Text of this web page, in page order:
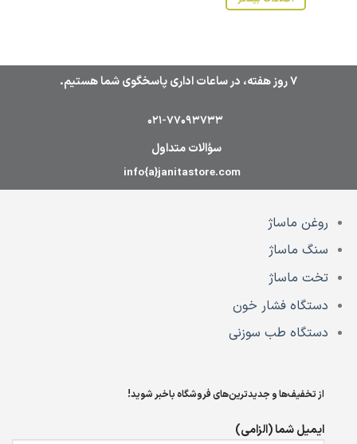
7 روز هفته، در ساعات اداری پاسخگوی شما هستیم.
021-77093733
سؤالات متداول
info{a}janitastore.com
روغن ماساژ
سنگ ماساژ
تخت ماساژ
دستگاه فشار خون
دستگاه طب سوزنی
از تخفیف‌ها و جدیدترین‌های فروشگاه باخبر شوید!
ایمیل شما (الزامی)